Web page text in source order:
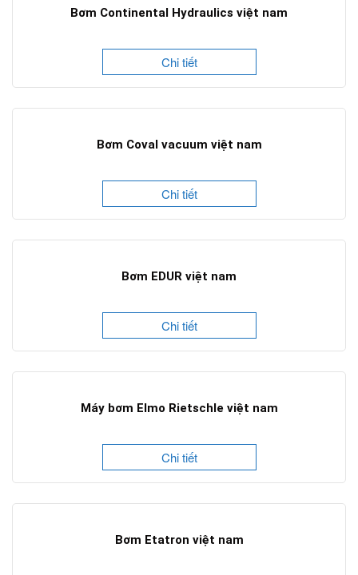
Bơm Continental Hydraulics việt nam
Chi tiết
Bơm Coval vacuum việt nam
Chi tiết
Bơm EDUR việt nam
Chi tiết
Máy bơm Elmo Rietschle việt nam
Chi tiết
Bơm Etatron việt nam